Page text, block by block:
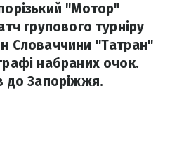
"Мотор"
групового турніру
Словаччини "Татран"
набраних очок.
до Запоріжжя.